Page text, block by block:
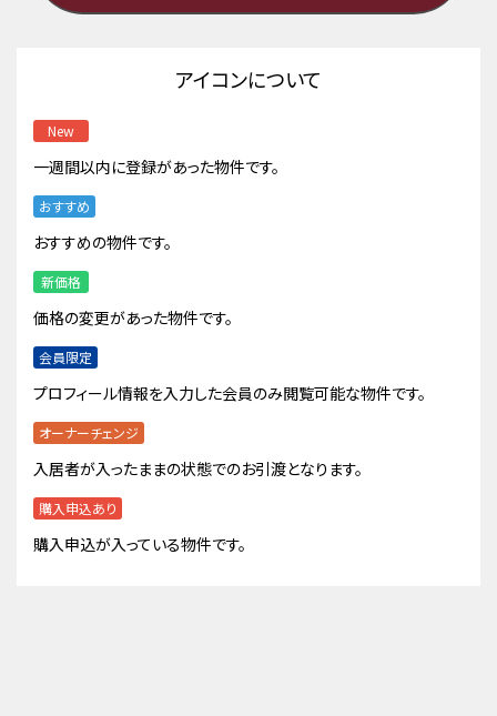
アイコンについて
New
一週間以内に登録があった物件です。
おすすめ
おすすめの物件です。
新価格
価格の変更があった物件です。
会員限定
プロフィール情報を入力した会員のみ閲覧可能な物件です。
オーナーチェンジ
入居者が入ったままの状態でのお引渡となります。
購入申込あり
購入申込が入っている物件です。